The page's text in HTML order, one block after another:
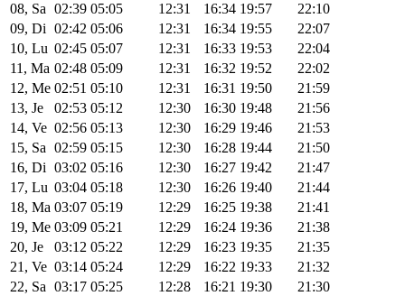
08, Sa 02:39 05:05 12:31 16:34 19:57
22:10
09, Di 02:42 05:06 12:31 16:34 19:55
22:07
10, Lu 02:45 05:07 12:31 16:33 19:53
22:04
11, Ma 02:48 05:09 12:31 16:32 19:52
22:02
12, Me 02:51 05:10 12:31 16:31 19:50
21:59
13, Je
02:53 05:12 12:30 16:30 19:48
21:56
14, Ve 02:56 05:13 12:30 16:29 19:46
21:53
15, Sa 02:59 05:15 12:30 16:28 19:44
21:50
16, Di 03:02 05:16 12:30 16:27 19:42
21:47
17, Lu 03:04 05:18 12:30 16:26 19:40
21:44
18, Ma 03:07 05:19 12:29 16:25 19:38
21:41
19, Me 03:09 05:21 12:29 16:24 19:36
21:38
20, Je
03:12 05:22 12:29 16:23 19:35
21:35
21, Ve 03:14 05:24 12:29 16:22 19:33
21:32
22, Sa 03:17 05:25 12:28 16:21 19:30
21:30